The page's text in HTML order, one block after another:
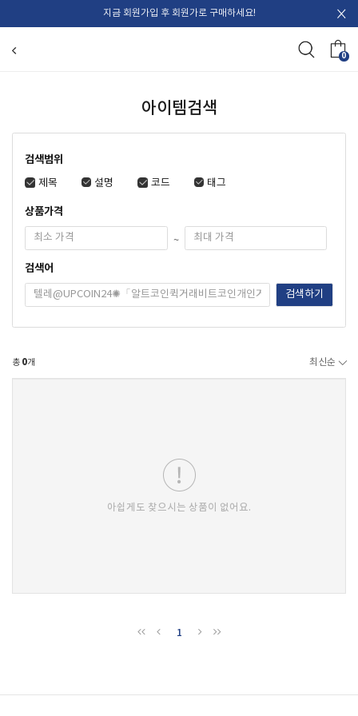
지금 회원가입 후 회원가로 구매하세요!
0
아이템검색
검색범위
제목 설명 코드 태그
상품가격
~
검색어
검색하기
총 0개 최신순
아쉽게도 찾으시는 상품이 없어요.
1